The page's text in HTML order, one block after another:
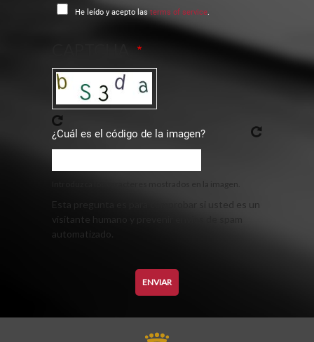
He leído y acepto las terms of service.
¿Cuál es el código de la imagen?
Introduzca los caracteres mostrados en la imagen.
Esta pregunta es para comprobar si usted es un
visitante humano y prevenir envíos de spam
automatizado.